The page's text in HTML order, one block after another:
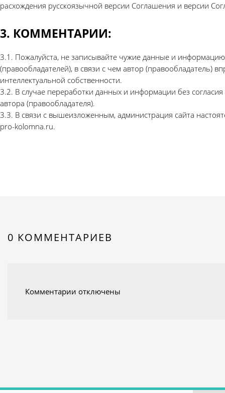
расхождения русскоязычной версии Соглашения и версии
3. КОММЕНТАРИИ:
3.1. Пожалуйста, не записывайте чужие данные и
(правообладателей), в связи с чем автор (правообладатель)
интеллектуальной собственности.
3.2. В случае переработки данных и информации без
автора (правообладателя).
3.3. В связи с вышеизложенным, администрация сайта
pro-kolomna.ru.
0 КОММЕНТАРИЕВ
Комментарии отключены